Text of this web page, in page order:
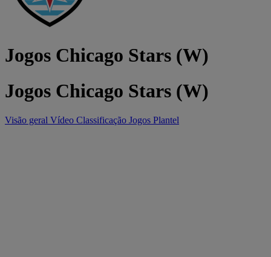
Jogos Chicago Stars (W)
Jogos Chicago Stars (W)
Visão geral Vídeo Classificação Jogos Plantel